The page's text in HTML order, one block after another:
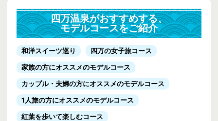
四万温泉がおすすめする、
モデルコースをご紹介
和洋スイーツ巡り
四万の女子旅コース
家族の方にオススメのモデルコース
カップル・夫婦の方にオススメのモデルコース
1人旅の方にオススメのモデルコース
紅葉を歩いて楽しむコース